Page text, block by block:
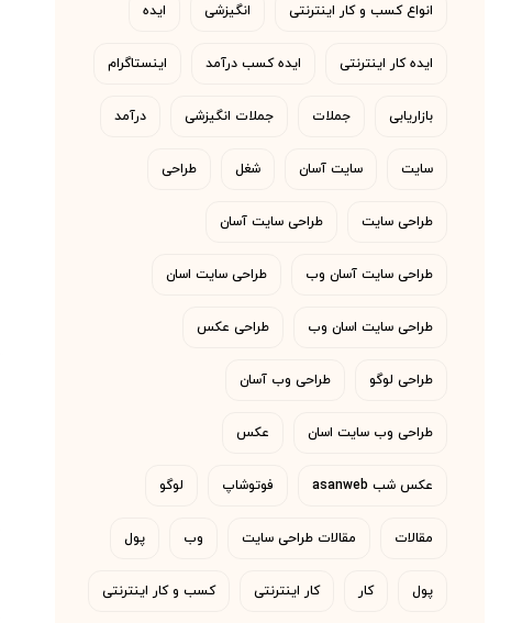
انواع کسب و کار اینترنتی انگیزشی ایده
ایده کار اینترنتی ایده کسب درآمد اینستاگرام
بازاریابی جملات جملات انگیزشی درآمد
سایت سایت آسان شغل طراحی
طراحی سایت طراحی سایت آسان
طراحی سایت آسان وب طراحی سایت اسان
طراحی سایت اسان وب طراحی عکس
طراحی لوگو طراحی وب آسان
طراحی وب سایت اسان عکس
عکس شب asanweb فوتوشاپ لوگو
مقالات مقالات طراحی سایت وب پول
پول کار کار اینترنتی کسب و کار اینترنتی